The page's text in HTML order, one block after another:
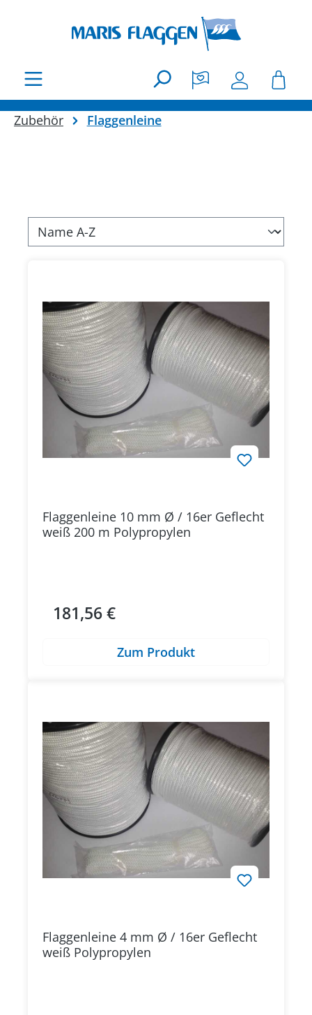
Zubehör Flaggenleine
Flaggenleine 10 mm Ø / 16er Geflecht
weiß 200 m Polypropylen
Regulärer Preis:
181,56 €
Zum Produkt
Flaggenleine 4 mm Ø / 16er Geflecht
weiß Polypropylen